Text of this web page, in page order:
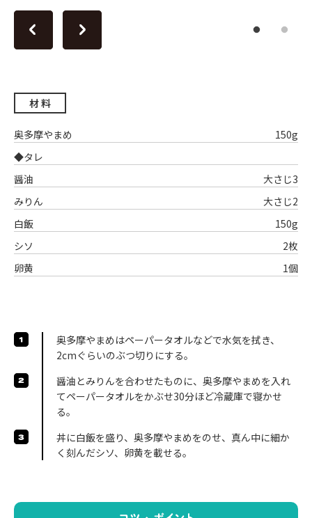
材 料
奥多摩やまめ
150g
◆タレ
醤油
大さじ3
みりん
大さじ2
白飯
150g
シソ
2枚
卵黄
1個
奥多摩やまめはペーパータオルなどで水気を拭き、
2cmぐらいのぶつ切りにする。
醤油とみりんを合わせたものに、奥多摩やまめを入れ
てペーパータオルをかぶせ30分ほど冷蔵庫で寝かせ
る。
丼に白飯を盛り、奥多摩やまめをのせ、真ん中に細か
く刻んだシソ、卵黄を載せる。